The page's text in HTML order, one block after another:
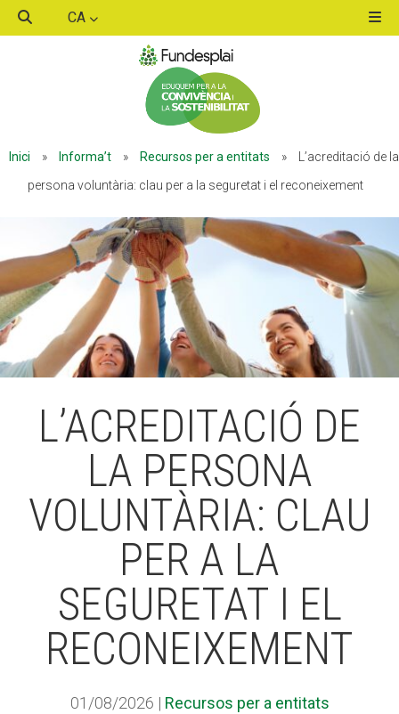
CA
Inici » Informa’t » Recursos per a entitats »
L’acreditació de la
persona voluntària: clau per a la seguretat i el reconeixement
L’ACREDITACIÓ DE
LA PERSONA
VOLUNTÀRIA: CLAU
PER A LA
SEGURETAT I EL
RECONEIXEMENT
01/08/2026 | Recursos per a entitats
ACTIVITATS D'ESTIU
MÓN ESCOLAR
ALBERG CENTRE ESPLAI
FORMACIÓ
CASES DE COLÒNIES
ACCIÓ SOCIAL I JOVES
ESPLAIS
SUPORT TERCER SECTOR